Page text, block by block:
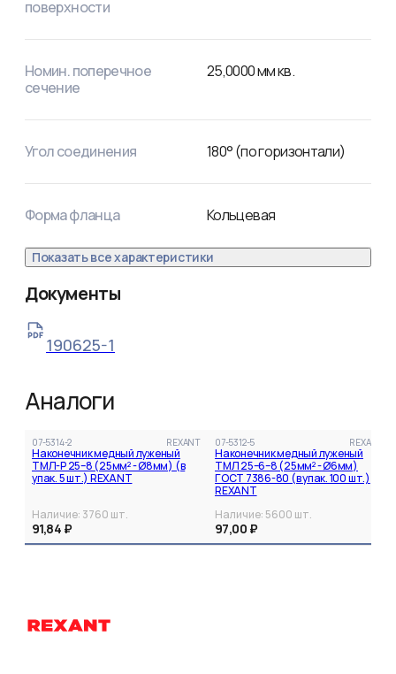
поверхности
Номин. поперечное
сечение
25,0000мм кв.
Угол соединения 180° (по горизонтали)
Форма фланца Кольцевая
Показать все характеристики
Документы
190625-1
Аналоги
07-5314-2 REXANT
Наконечник медный луженый
ТМЛ-Р 25–8 (25мм² - Ø8мм) (в
упак. 5 шт.) REXANT
Наличие: 3760 шт.
91,84 ₽
07-5312-5 REXANT
Наконечник медный луженый
ТМЛ 25–6–8 (25мм² - Ø6мм)
ГОСТ 7386-80 (в упак. 100 шт.)
REXANT
Наличие: 5600 шт.
97,00 ₽